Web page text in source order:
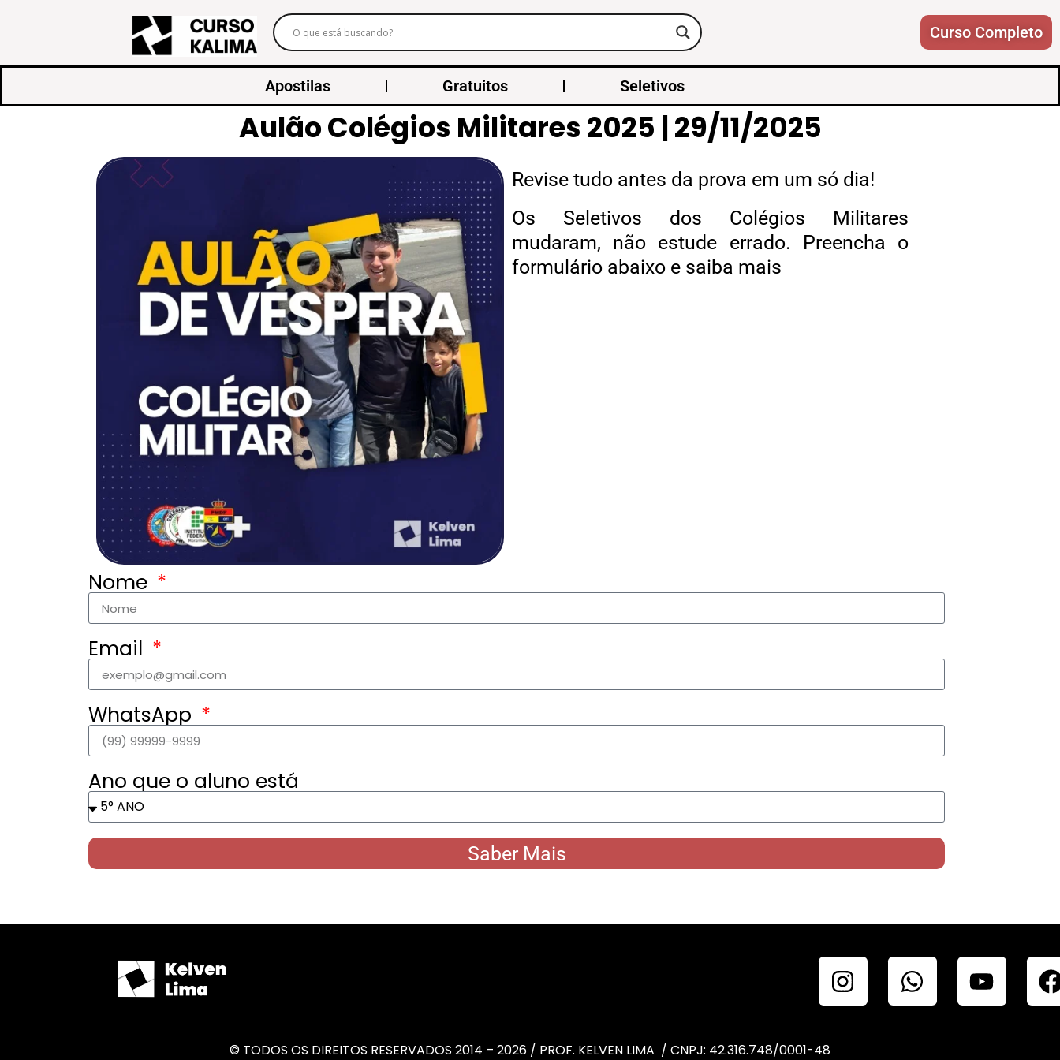
Curso Completo
Apostilas Gratuitos Seletivos
Aulão Colégios Militares 2025 | 29/11/2025
Revise tudo antes da prova em um só dia!
Os Seletivos dos Colégios Militares
mudaram, não estude errado. Preencha o
formulário abaixo e saiba mais
Nome
Email
WhatsApp
Ano que o aluno está
Saber Mais
© TODOS OS DIREITOS RESERVADOS 2014 – 2026 / PROF. KELVEN LIMA / CNPJ: 42.316.748/0001-48